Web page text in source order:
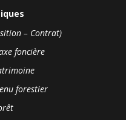
– Contrat)
foncière
forestier